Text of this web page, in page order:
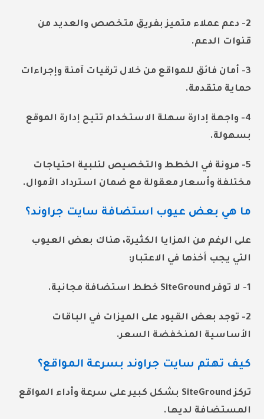
2- دعم عملاء متميز بفريق متخصص والعديد من
قنوات الدعم.
3- أمان فائق للمواقع من خلال ترقيات آمنة وإجراءات
حماية متقدمة.
4- واجهة إدارة سهلة الاستخدام تتيح إدارة الموقع
بسهولة.
5- مرونة في الخطط والتخصيص لتلبية احتياجات
مختلفة وأسعار معقولة مع ضمان استرداد الأموال.
ما هي بعض عيوب استضافة سايت جراوند؟
على الرغم من المزايا الكثيرة، هناك بعض العيوب
التي يجب أخذها في الاعتبار:
1- لا توفر SiteGround خطط استضافة مجانية.
2- توجد بعض القيود على الميزات في الباقات
الأساسية المنخفضة السعر.
كيف تهتم سايت جراوند بسرعة المواقع؟
تركز SiteGround بشكل كبير على سرعة وأداء المواقع
المستضافة لديها.